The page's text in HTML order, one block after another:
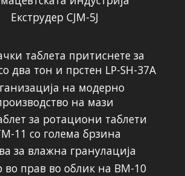
Екструдер CJM-5J
таблета притиснете за
два тон и прстен LP-SH-37A
на модерно
на мази
за ротациони таблети
11 со голема брзина
за влажна гранулација
во прав во облик на ВМ-10